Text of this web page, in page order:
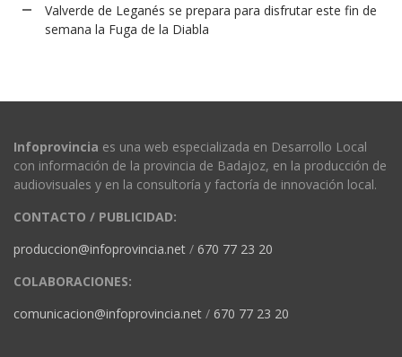
Valverde de Leganés se prepara para disfrutar este fin de
semana la Fuga de la Diabla
Infoprovincia es una web especializada en Desarrollo Local
con información de la provincia de Badajoz, en la producción de
audiovisuales y en la consultoría y factoría de innovación local.
CONTACTO / PUBLICIDAD:
produccion@infoprovincia.net / 670 77 23 20
COLABORACIONES:
comunicacion@infoprovincia.net / 670 77 23 20